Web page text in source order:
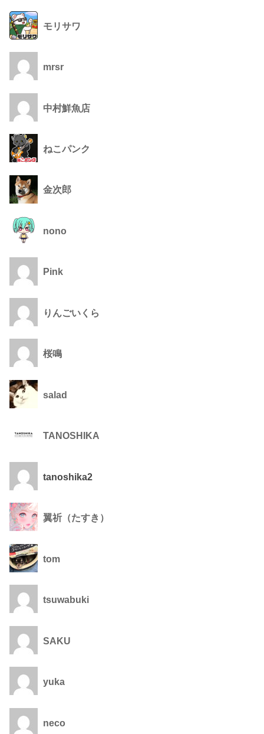
モリサワ
mrsr
中村鮮魚店
ねこパンク
金次郎
nono
Pink
りんごいくら
桜鳴
salad
TANOSHIKA
tanoshika2
翼祈（たすき）
tom
tsuwabuki
SAKU
yuka
neco